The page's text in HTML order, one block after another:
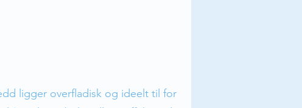
ligger overfladisk og ideelt til for